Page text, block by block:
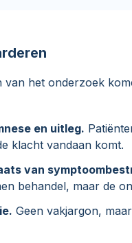
het onderzoek
en uitleg.
klacht vandaan komt.
van
behandel, maar de
Geen vakjargon,